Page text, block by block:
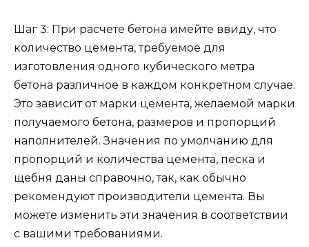
Шаг 3: При расчете бетона имейте ввиду, что
количество цемента, требуемое для
изготовления одного кубического метра
бетона различное в каждом конкретном случае.
Это зависит от марки цемента, желаемой марки
получаемого бетона, размеров и пропорций
наполнителей. Значения по умолчанию для
пропорций и количества цемента, песка и
щебня даны справочно, так, как обычно
рекомендуют производители цемента. Вы
можете изменить эти значения в соответствии
с вашими требованиями.